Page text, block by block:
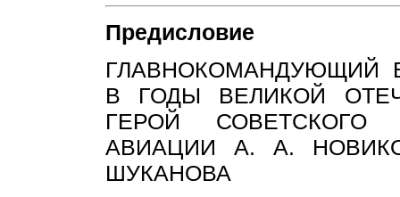
Предисловие
ГЛАВНОКОМАНДУЮЩИЙ
В ГОДЫ ВЕЛИКОЙ
ГЕРОЙ
АВИАЦИИ А. А.
ШУКАНОВА